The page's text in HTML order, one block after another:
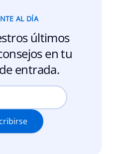
AL DÍA
últimos
en tu
entrada.